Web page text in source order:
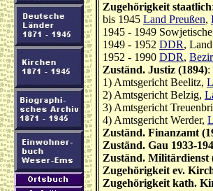
Zugehörigkeit staatlich:
bis 1945 Land Preußen,
1945 - 1949
1949 - 1952 DDR,
1952 - 1990 DDR,
Zuständ. Justiz (1894):
1) Amtsgericht Beelitz,
2) Amtsgericht Belzig,
3) Amtsgericht
4) Amtsgericht Werder,
Zuständ. Finanzamt
Zuständ. Gau 1933-
Zuständ. Militärdienst
Zugehörigkeit ev.
Zugehörigkeit kath.